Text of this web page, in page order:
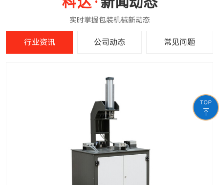
行业资讯 公司动态 常见问题